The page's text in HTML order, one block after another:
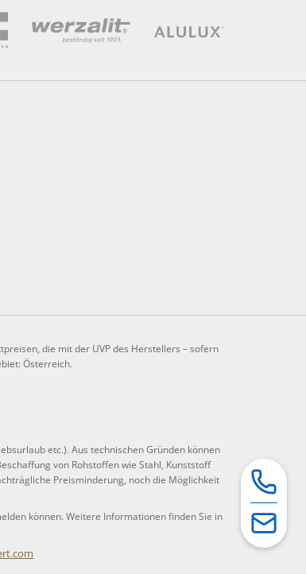
die mit der UVP des Herstellers – sofern
Österreich.
etc.). Aus technischen Gründen können
von Rohstoffen wie Stahl, Kunststoff
Preisminderung, noch die Möglichkeit
können. Weitere Informationen finden Sie in